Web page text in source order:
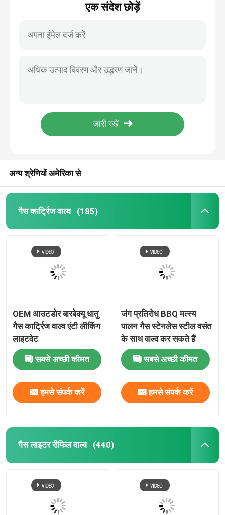
एक संदेश छोड़ें
अन्य श्रेणियों अमेरिका से
गैस कार्ट्रिज वाल्व (185)
OEM आउटडोर बारबेक्यू धातु
गैस कार्ट्रिज वाल्व एंटी लीकिंग
लाइटवेट
सबसे अच्छी कीमत
हमसे संपर्क करें
जंग प्रतिरोध BBQ मत्स्य
पालन गैस स्टेनलेस स्टील वसंत
के साथ वाल्व कर सकते हैं
सबसे अच्छी कीमत
हमसे संपर्क करें
गैस लाइटर रीफिल वाल्व (440)